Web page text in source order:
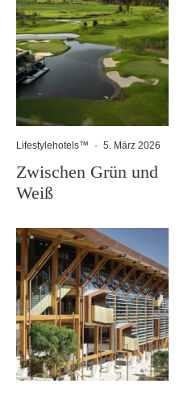
Lifestylehotels™ · 5. März 2026
Zwischen Grün und
Weiß